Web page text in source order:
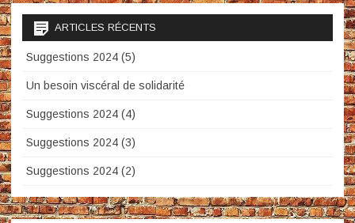
ARTICLES RÉCENTS
Suggestions 2024 (5)
Un besoin viscéral de solidarité
Suggestions 2024 (4)
Suggestions 2024 (3)
Suggestions 2024 (2)